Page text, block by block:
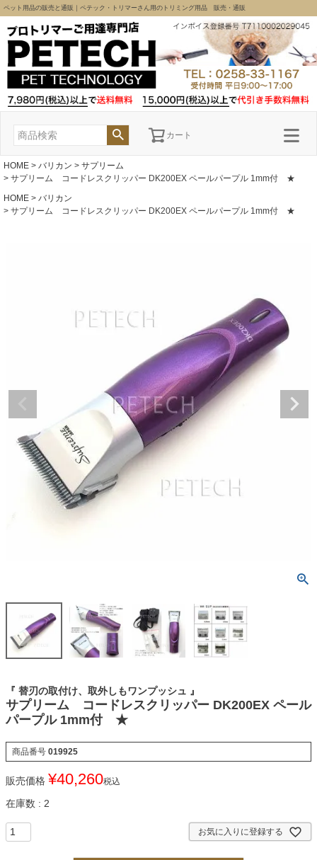
ペット用品の販売と通販｜ペテック・トリマーさん用のトリミング用品 販売・通販
カート
HOME バリカン
サプリーム
サプリーム コードレスクリッパー DK200EX ペールパープル 1mm付 ★
HOME
バリカン
サプリーム コードレスクリッパー DK200EX ペールパープル 1mm付 ★
『 替刃の取付け、取外しもワンプッシュ 』
サプリーム コードレスクリッパー DK200EX ペール
パープル 1mm付 ★
商品番号 019925
販売価格 ¥40,260税込
在庫数 2
お気に入りに登録する